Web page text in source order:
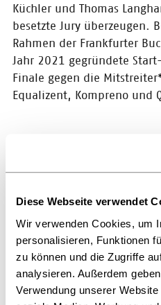
Diese Webseite verwendet
Wir verwenden Cookies, um
personalisieren, Funktionen
zu können und die Zugriffe
analysieren. Außerdem
Verwendung unserer
Küchler und Thomas
besetzte Jury überzeugen.
Rahmen der Frankfurter
Jahr 2021 gegründete
Finale gegen die
Equalizent, Kompreno und
„Gamebook Studio
alle